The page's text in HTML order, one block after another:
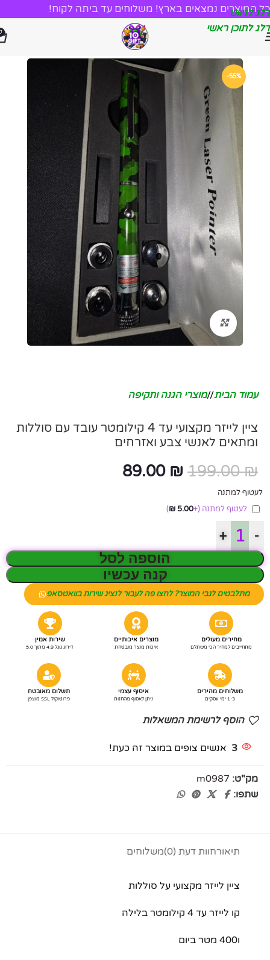
דלג לניווט
דלג לתוכן ראשי
כל המוצרים נמצאים בארץ! משלוחים עד ביתה לקוח!
-55%
לחץ להגדלה
עמוד הבית/ מוצרי הגנה ותקיפה
ציין לייזר מקצועי עד 4 קילומטר עובד עם סוללות
ומתאים לאנשי צבע ואזרחים
199.00₪
89.00 ₪
לעטוף למתנה
לעטוף למתנה (+
5.00
₪
)
-
+
הוספה לסל
קנה עכשיו
מתלבטים לגבי המוצר? לחצו פה לעבור לנציג שירות בוואטסאפ
מחירים מעולים
מתחייבים למחיר הכי משתלם
מוצרים איכותיים
איכות מוצר מובטחת
שירות אמין
דירוג גוגל 4.9 מתוך 5.0
משלוחים מהירים
1-3 ימי עסקים
איסוף עצמי
ניתן לאסוף מהחנות
תשלום מאובטח
פרוטוקול SSL מוצפן
הוסף לרשימת המשאלות
3 אנשים צופים במוצר זה כעת!
מק"ט: m0987
שתפו:
תיאורחוות דעת (0) משלוחים
ציין לייזר מקצועי על סוללות
קו לייזר עד 4 קילומטר בלילה
ו400 מטר ביום